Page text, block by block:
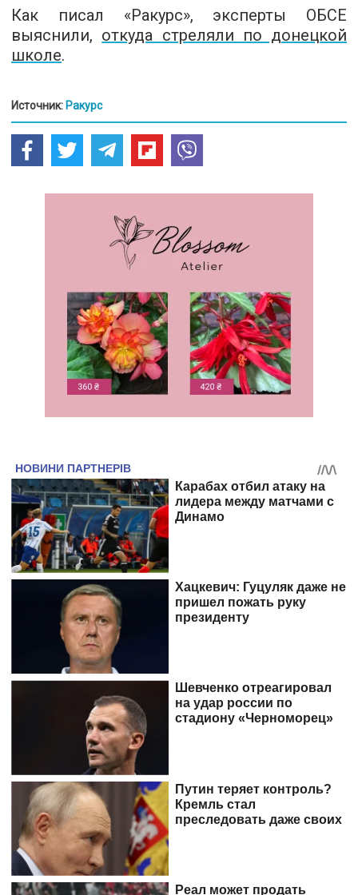
Как писал «Ракурс», эксперты ОБСЕ
выяснили, откуда стреляли по донецкой
школе.
Источник: Ракурс